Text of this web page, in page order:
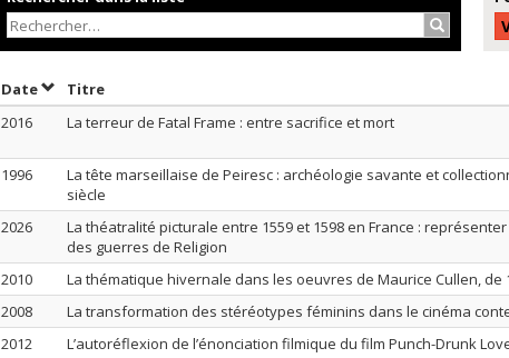
DateTrier par date en ordre croissant
Titre
2016
La terreur de Fatal Frame : entre sacrifice et mort
1996
La tête marseillaise de Peiresc : archéologie savante et
siècle
2026
La théatralité picturale entre 1559 et 1598 en France :
des guerres de Religion
2010
La thématique hivernale dans les oeuvres de Maurice Cullen, de
2008
La transformation des stéréotypes féminins dans le cinéma
2012
L’autoréflexion de l’énonciation filmique du film Punch-Drunk